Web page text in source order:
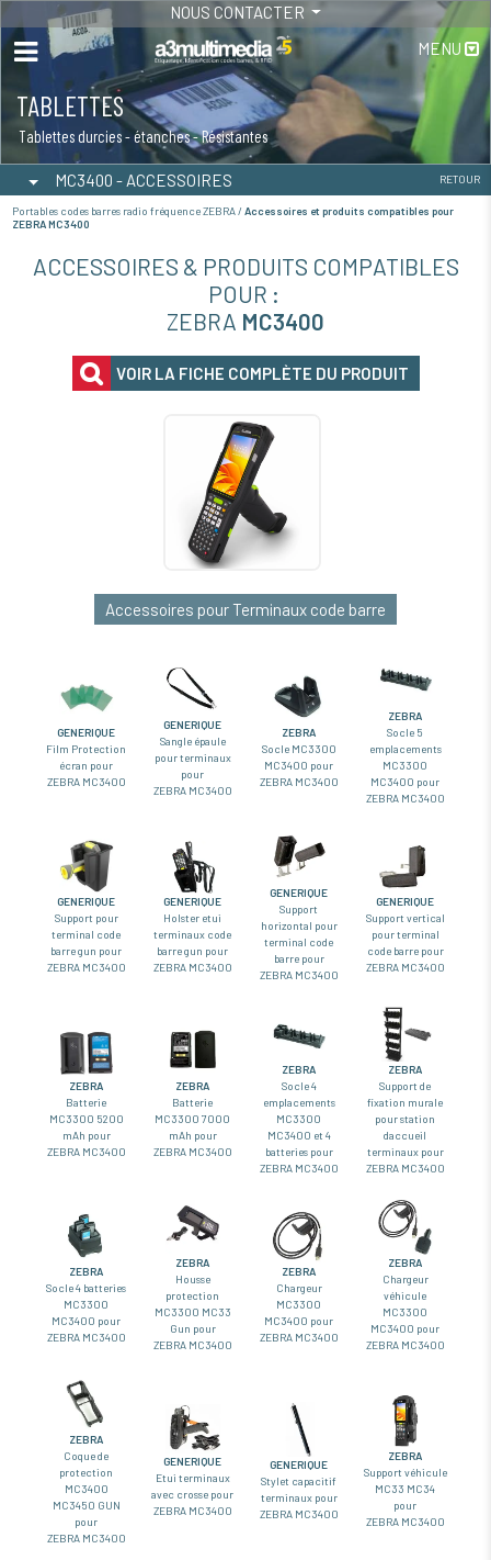
NOUS CONTACTER
MENU
TABLETTES
Tablettes durcies - étanches - Résistantes
MC3400 - ACCESSOIRES RETOUR
Portables codes barres radio fréquence ZEBRA / Accessoires et produits compatibles pour
ZEBRA MC3400
ACCESSOIRES & PRODUITS COMPATIBLES
POUR :
ZEBRA MC3400
VOIR LA FICHE COMPLÈTE DU PRODUIT
Accessoires pour Terminaux code barre
GENERIQUE
Film Protection
écran pour
ZEBRA MC3400
GENERIQUE
Sangle épaule
pour terminaux
pour
ZEBRA MC3400
ZEBRA
Socle MC3300
MC3400 pour
ZEBRA MC3400
ZEBRA
Socle 5
emplacements
MC3300
MC3400 pour
ZEBRA MC3400
GENERIQUE
Support pour
terminal code
barre gun pour
ZEBRA MC3400
GENERIQUE
Holster etui
terminaux code
barre gun pour
ZEBRA MC3400
GENERIQUE
Support
horizontal pour
terminal code
barre pour
ZEBRA MC3400
GENERIQUE
Support vertical
pour terminal
code barre pour
ZEBRA MC3400
ZEBRA
Batterie
MC3300 5200
mAh pour
ZEBRA MC3400
ZEBRA
Batterie
MC3300 7000
mAh pour
ZEBRA MC3400
ZEBRA
Socle 4
emplacements
MC3300
MC3400 et 4
batteries pour
ZEBRA MC3400
ZEBRA
Support de
fixation murale
pour station
daccueil
terminaux pour
ZEBRA MC3400
ZEBRA
Socle 4 batteries
MC3300
MC3400 pour
ZEBRA MC3400
ZEBRA
Housse
protection
MC3300 MC33
Gun pour
ZEBRA MC3400
ZEBRA
Chargeur
MC3300
MC3400 pour
ZEBRA MC3400
ZEBRA
Chargeur
véhicule
MC3300
MC3400 pour
ZEBRA MC3400
ZEBRA
Coque de
protection
MC3400
MC3450 GUN
pour
ZEBRA MC3400
GENERIQUE
Etui terminaux
avec crosse pour
ZEBRA MC3400
GENERIQUE
Stylet capacitif
terminaux pour
ZEBRA MC3400
ZEBRA
Support véhicule
MC33 MC34
pour
ZEBRA MC3400